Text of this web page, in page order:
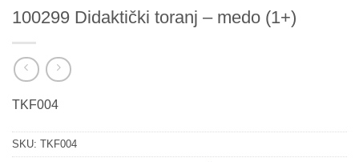
100299 Didaktički toranj – medo (1+)
TKF004
SKU: TKF004